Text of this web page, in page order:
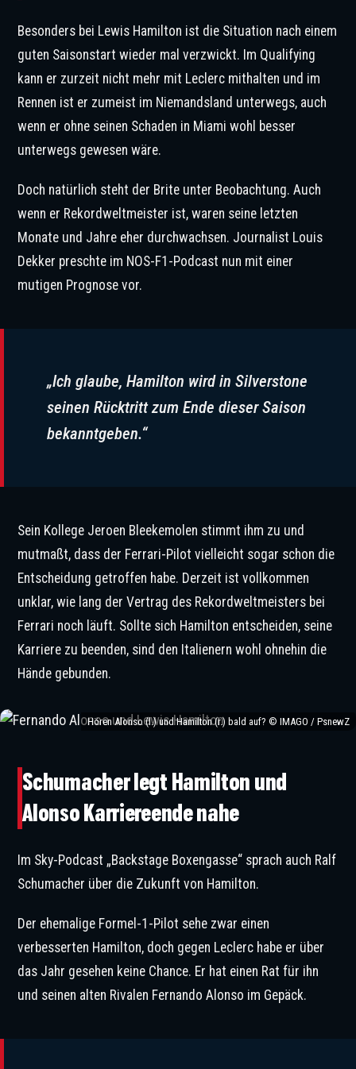
Besonders bei Lewis Hamilton ist die Situation nach einem
guten Saisonstart wieder mal verzwickt. Im Qualifying
kann er zurzeit nicht mehr mit Leclerc mithalten und im
Rennen ist er zumeist im Niemandsland unterwegs, auch
wenn er ohne seinen Schaden in Miami wohl besser
unterwegs gewesen wäre.
Doch natürlich steht der Brite unter Beobachtung. Auch
wenn er Rekordweltmeister ist, waren seine letzten
Monate und Jahre eher durchwachsen. Journalist Louis
Dekker preschte im NOS-F1-Podcast nun mit einer
mutigen Prognose vor.
„Ich glaube, Hamilton wird in Silverstone
seinen Rücktritt zum Ende dieser Saison
bekanntgeben.“
Sein Kollege Jeroen Bleekemolen stimmt ihm zu und
mutmaßt, dass der Ferrari-Pilot vielleicht sogar schon die
Entscheidung getroffen habe. Derzeit ist vollkommen
unklar, wie lang der Vertrag des Rekordweltmeisters bei
Ferrari noch läuft. Sollte sich Hamilton entscheiden, seine
Karriere zu beenden, sind den Italienern wohl ohnehin die
Hände gebunden.
Hören Alonso (l.) und Hamilton (r.) bald auf? © IMAGO / PsnewZ
Schumacher legt Hamilton und
Alonso Karriereende nahe
Im Sky-Podcast „Backstage Boxengasse“ sprach auch Ralf
Schumacher über die Zukunft von Hamilton.
Der ehemalige Formel-1-Pilot sehe zwar einen
verbesserten Hamilton, doch gegen Leclerc habe er über
das Jahr gesehen keine Chance. Er hat einen Rat für ihn
und seinen alten Rivalen Fernando Alonso im Gepäck.